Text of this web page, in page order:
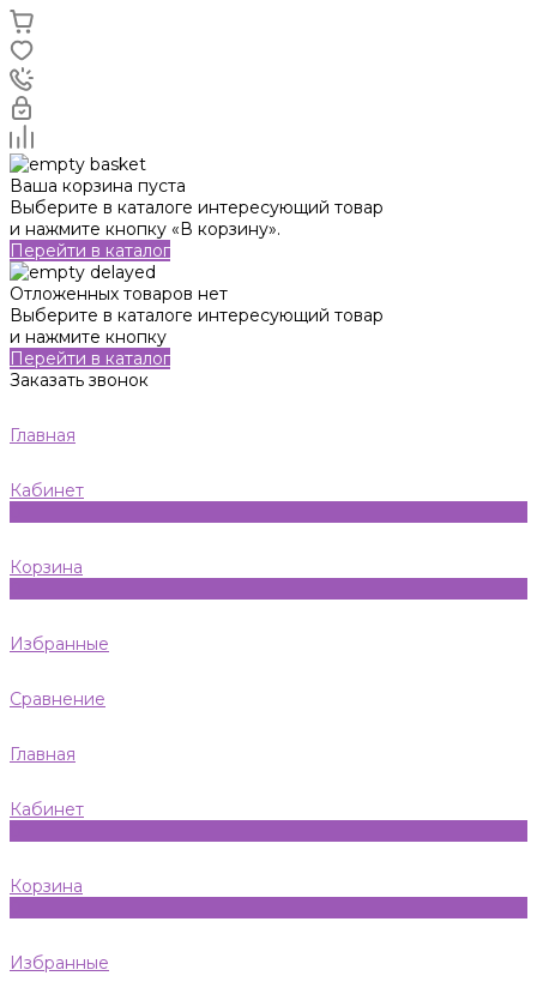
Ваша корзина пуста
Выберите в каталоге интересующий товар
и нажмите кнопку «В корзину».
Перейти в каталог
Отложенных товаров нет
Выберите в каталоге интересующий товар
и нажмите кнопку
Перейти в каталог
Заказать звонок
Главная
Кабинет
Корзина
Избранные
Сравнение
Главная
Кабинет
Корзина
Избранные